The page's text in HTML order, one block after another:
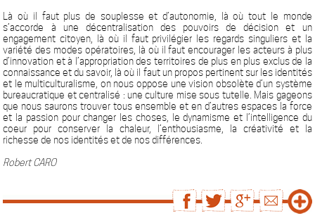
Là où il faut plus de souplesse et d’autonomie, là où tout le monde
s’accorde à une décentralisation des pouvoirs de décision et un
engagement citoyen, là où il faut privilégier les regards singuliers et la
variété des modes opératoires, là où il faut encourager les acteurs à plus
d’innovation et à l’appropriation des territoires de plus en plus exclus de la
connaissance et du savoir, là où il faut un propos pertinent sur les identités
et le multiculturalisme, on nous oppose une vision obsolète d’un système
bureaucratique et centralisé : une culture mise sous tutelle. Mais gageons
que nous saurons trouver tous ensemble et en d’autres espaces la force
et la passion pour changer les choses, le dynamisme et l’intelligence du
coeur pour conserver la chaleur, l’enthousiasme, la créativité et la
richesse de nos identités et de nos différences.
Robert CARO